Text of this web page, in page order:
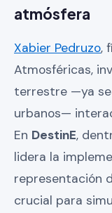
atmósfera
Xabier Pedruzo,
Atmosféricas,
terrestre —ya
urbanos—
En DestinE,
lidera la
representación
crucial para